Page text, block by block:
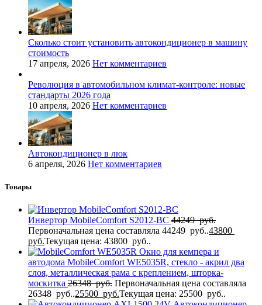
Сколько стоит установить автокондиционер в машину
стоимость
17 апреля, 2026 Нет комментариев
Революция в автомобильном климат-контроле: новые
стандарты 2026 года
10 апреля, 2026 Нет комментариев
Автокондиционер в люк
6 апреля, 2026 Нет комментариев
Товары
Инвертор MobileComfort S2012-BC 44249руб.
Первоначальная цена составляла 44249 руб..43800
руб.Текущая цена: 43800 руб..
Окно для кемпера и
автодома MobileComfort WE5035R, стекло - акрил два
слоя, металлическая рама с креплением, шторка-
москитка 26348руб. Первоначальная цена составляла
26348 руб..25500 руб.Текущая цена: 25500 руб..